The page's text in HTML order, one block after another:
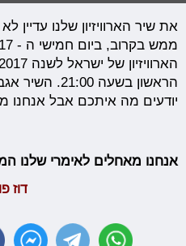
את שיר הארוויזיון שלנו עדיין
יודעים מה איתכם אבל
אנחנו מאחלים לאימרי שלנו
דוז